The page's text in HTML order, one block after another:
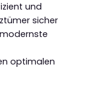
und
sicher
optimalen